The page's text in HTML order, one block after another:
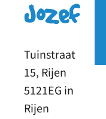
Jozef
Tuinstraat
15, Rijen
5121EG in
Rijen